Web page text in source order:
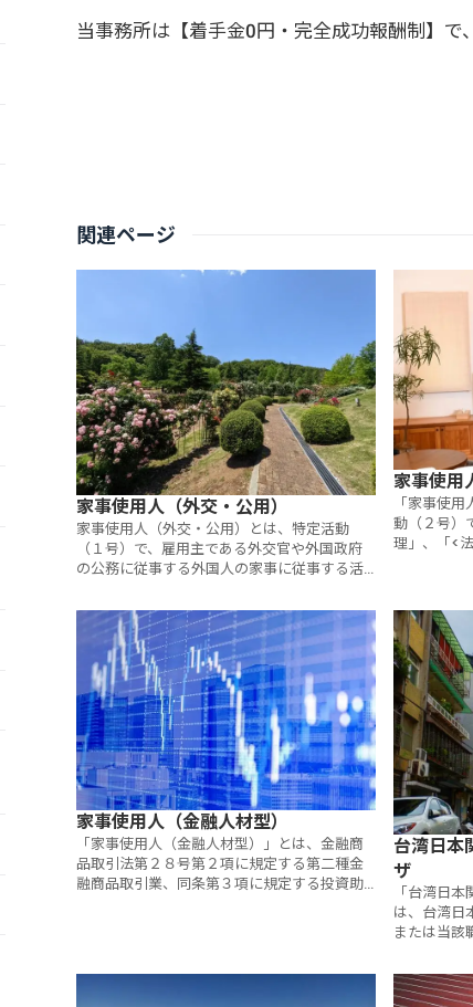
当事務所は【着手金0円・完全成功報酬制】で
関連ページ
家事使用人（外交・公用）
家事使用人（外交・公用）とは、特定活動
（１号）で、雇用主である外交官や外国政府
の公務に従事する外国人の家事に従事する活
家事使用
「家事使
動（２号）
理」、「<
家事使用人（金融人材型）
「家事使用人（金融人材型）」とは、金融商
品取引法第２８号第２項に規定する第二種金
融商品取引業、同条第３項に規定する投資助
台湾日本
ザ
「台湾日
は、台湾日
または当該
す。